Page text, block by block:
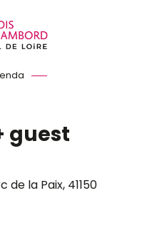
guest
de la Paix, 41150